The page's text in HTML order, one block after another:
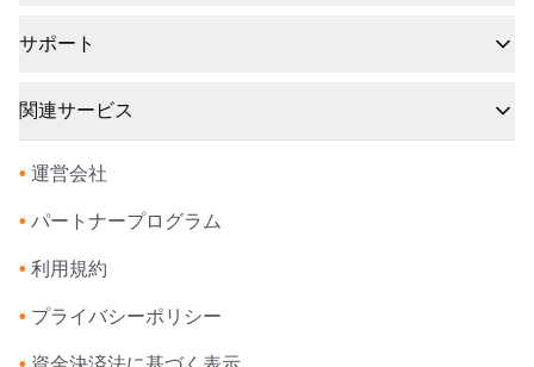
サポート
関連サービス
• 運営会社
• パートナープログラム
• 利用規約
• プライバシーポリシー